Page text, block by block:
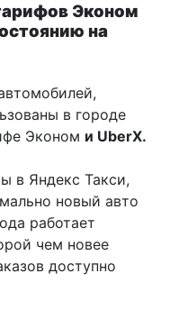
Эконом
на
в городе
Эконом и UberХ.
в Яндекс Такси,
новый авто
работает
чем новее
доступно